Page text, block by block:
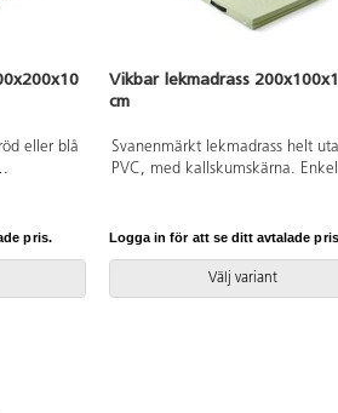
eller blå
vid
pris.
Vikbar lekmadrass
cm
Svanenmärkt lekmadrass helt
PVC, med kallskumskärna.
Avtorkningsbar med våt trasa. Av
polyester. Mått: L200xB100xH10
Svanenmärkt, licensnummer 3031
0084. Halkskydd ingår ej, köpes
Logga in för att se ditt avtalade
Välj variant